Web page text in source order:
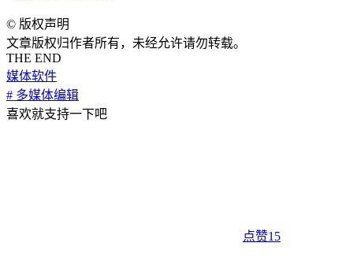
© 版权声明
文章版权归作者所有，未经允许请勿转载。
THE END
媒体软件
# 多媒体编辑
喜欢就支持一下吧
点赞15